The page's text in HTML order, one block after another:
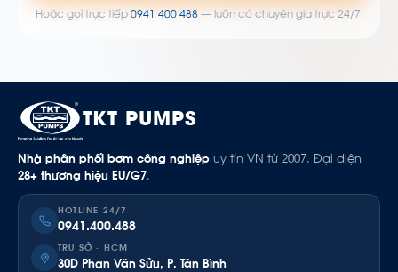
Hoặc gọi trực tiếp 0941 400 488— luôn có chuyên gia trực 24/7.
TKT PUMPS
Nhà phân phối bơm công nghiệp uy tín VN từ 2007. Đại diện
28+ thương hiệu EU/G7.
HOTLINE 24/7
0941.400.488
TRỤ SỞ · HCM
30D Phan Văn Sửu, P. Tân Bình